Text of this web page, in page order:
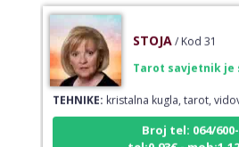
/ Kod 31
Tarot savjetnik je
TEHNIKE:kristalna kugla, tarot,
Broj tel: 064/
tel:0,93€ -